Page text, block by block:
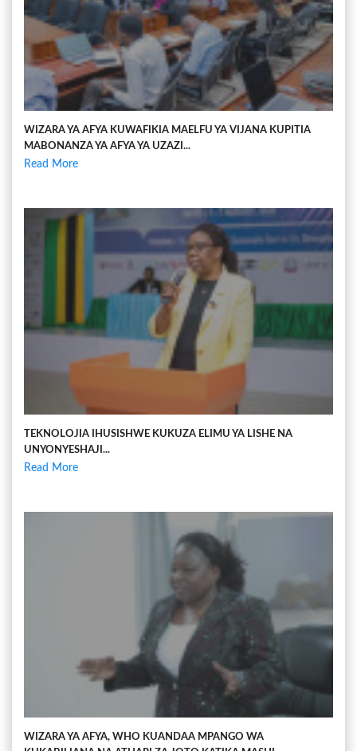
WIZARA YA AFYA KUWAFIKIA MAELFU YA VIJANA KUPITIA
MABONANZA YA AFYA YA UZAZI...
Read More
TEKNOLOJIA IHUSISHWE KUKUZA ELIMU YA LISHE NA
UNYONYESHAJI...
Read More
WIZARA YA AFYA, WHO KUANDAA MPANGO WA